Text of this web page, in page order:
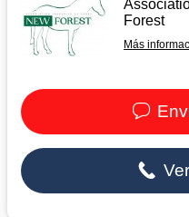
Forest
Más